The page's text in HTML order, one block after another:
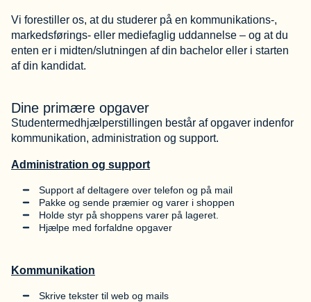
Vi forestiller os, at du studerer på en kommunikations-,
markedsførings- eller mediefaglig uddannelse – og at du
enten er i midten/slutningen af din bachelor eller i starten
af din kandidat.
Dine primære opgaver
Studentermedhjælperstillingen består af opgaver indenfor
kommunikation, administration og support.
Administration og support
Support af deltagere over telefon og på mail
Pakke og sende præmier og varer i shoppen
Holde styr på shoppens varer på lageret.
Hjælpe med forfaldne opgaver
Kommunikation
Skrive tekster til web og mails